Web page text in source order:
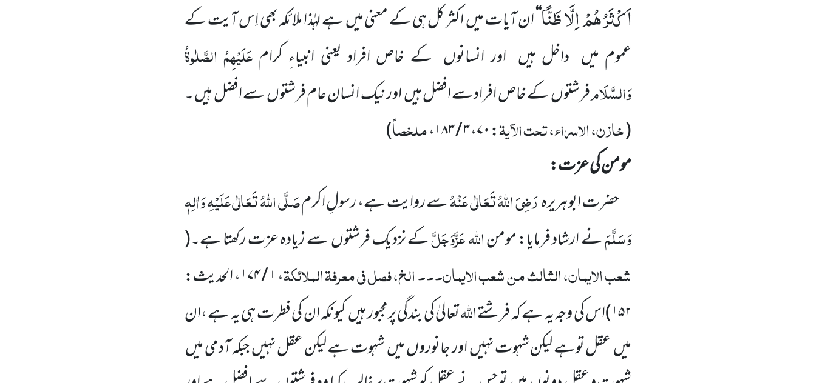
اَكْثَرُهُمْ اِلَّا ظَنًّا‘‘ان آیات میںاکثر کل ہی کے معنی میںہے لہٰذا ملائکہ بھی اِس آیت کے
عموم میں داخل ہیں اور انسانوں کے خاص افرادیعنی انبیاءِ کرام عَلَیْہِمُ الصَّلٰوۃُ
وَالسَّلَامفرشتوںکے خاص افرادسے افضل ہیںاورنیک انسان عام فرشتوںسے افضل ہیں ۔
(خازن، الاسراء، تحت الآیۃ:۷۰،۳ / ۱۸۳ ،ملخصاً)
مومن کی عزت:
حضرت ابو ہریرہرَضِیَ اللّٰہُ تَعَالٰی عَنْہُسے روایت ہے، رسولِ اکرمصَلَّی اللّٰہُ تَعَالٰی عَلَیْہِ وَاٰلِہٖ
وَسَلَّمَنے ارشاد فرمایا: مومناللّٰہعَزَّوَجَلَّکے نزدیک فرشتوںسے زیادہ عزت رکھتا ہے۔(
شعب الایمان، الثالث من شعب الایمان۔۔۔ الخ، فصل فی معرفۃ الملائکۃ،۱ / ۱۷۴
، الحدیث:
۱۵۲)اس کی وجہ یہ ہے کہ فرشتےاللّٰہتعالیٰ کی بندگی پرمجبور ہیںکیونکہ ان کی فطرت ہی یہ ہے ،ان
میںعقل توہے لیکن شہوت نہیںاور جانوروںمیںشہوت ہے لیکن عقل نہیںجبکہ آدمی میں